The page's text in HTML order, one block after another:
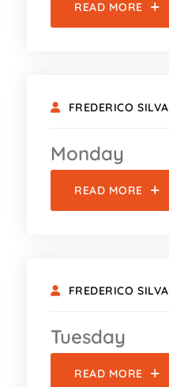
READ MORE
FREDERICO SILVA
Monday
READ MORE
FREDERICO SILVA
Tuesday
READ MORE